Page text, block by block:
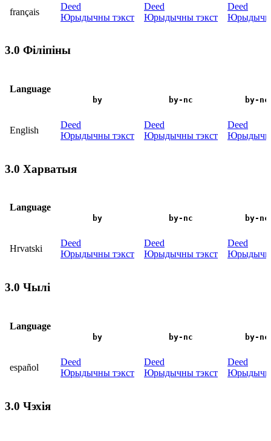
français
Deed
Юрыдычны тэкст
Deed
Юрыдычны тэкст
Deed
3.0 Філіпіны
Language
by by-nc by-
English
Deed
Юрыдычны тэкст
Deed
Юрыдычны тэкст
Deed
3.0 Харватыя
Language
by by-nc by-
Hrvatski
Deed
Юрыдычны тэкст
Deed
Юрыдычны тэкст
Deed
3.0 Чылі
Language
by by-nc by-
español
Deed
Юрыдычны тэкст
Deed
Юрыдычны тэкст
Deed
3.0 Чэхія